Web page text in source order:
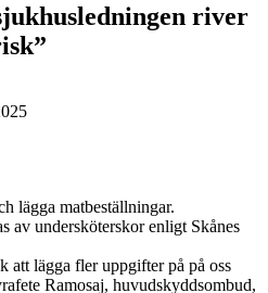
river
lägga matbeställningar.
av undersköterskor enligt Skånes
att lägga fler uppgifter på på oss
Ramosaj, huvudskyddsombud,